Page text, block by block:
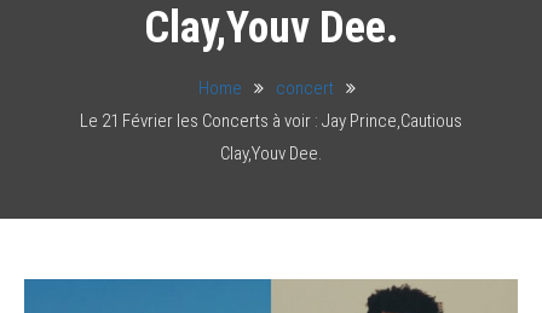
Clay,Youv Dee.
Home
concert
Le 21 Février les Concerts à voir : Jay Prince,Cautious
Clay,Youv Dee.